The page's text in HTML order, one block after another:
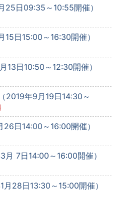
25日09:35～10:55開催）
日15:00～16:30開催）
13日10:50～12:30開催）
2019年9月19日14:30～
日14:00～16:00開催）
7日14:00～16:00開催）
28日13:30～15:00開催）